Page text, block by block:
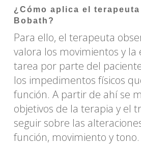
¿Cómo aplica el
Bobath?
Para ello, el terapeuta
valora los movimientos y la
tarea por parte del
los impedimentos físicos
función. A partir de ahí se
objetivos de la terapia y el
seguir sobre las
función, movimiento y tono.